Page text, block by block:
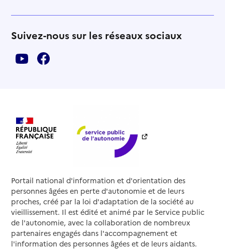
Suivez-nous sur les réseaux sociaux
Portail national d'information et d'orientation des
personnes âgées en perte d'autonomie et de leurs
proches, créé par la loi d'adaptation de la société au
vieillissement. Il est édité et animé par le Service public
de l'autonomie, avec la collaboration de nombreux
partenaires engagés dans l'accompagnement et
l'information des personnes âgées et de leurs aidants.